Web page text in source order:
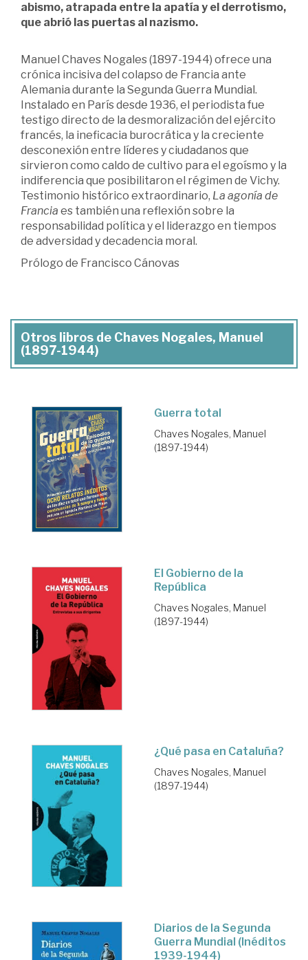
abismo, atrapada entre la apatía y el derrotismo,
que abrió las puertas al nazismo.
Manuel Chaves Nogales (1897-1944) ofrece una
crónica incisiva del colapso de Francia ante
Alemania durante la Segunda Guerra Mundial.
Instalado en París desde 1936, el periodista fue
testigo directo de la desmoralización del ejército
francés, la ineficacia burocrática y la creciente
desconexión entre líderes y ciudadanos que
sirvieron como caldo de cultivo para el egoísmo y la
indiferencia que posibilitaron el régimen de Vichy.
Testimonio histórico extraordinario, La agonía de
Francia es también una reflexión sobre la
responsabilidad política y el liderazgo en tiempos
de adversidad y decadencia moral.
Prólogo de Francisco Cánovas
Otros libros de Chaves Nogales, Manuel
(1897-1944)
Guerra total
Chaves Nogales, Manuel
(1897-1944)
El Gobierno de la
República
Chaves Nogales, Manuel
(1897-1944)
¿Qué pasa en Cataluña?
Chaves Nogales, Manuel
(1897-1944)
Diarios de la Segunda
Guerra Mundial (Inéditos
1939-1944)